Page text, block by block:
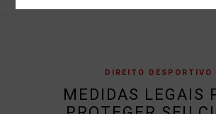
DIREITO DESPORTIVO
MEDIDAS LEGAIS